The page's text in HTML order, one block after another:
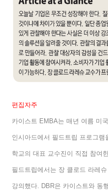
편집자주
카이스트 EMBA는 매년 여름 미
인시아드에서 필드트립 프로그램
학교의 대표 교수진이 직접 참여
필드트립에서는 장 클로드 라레
강의했다. DBR은 카이스트와 동